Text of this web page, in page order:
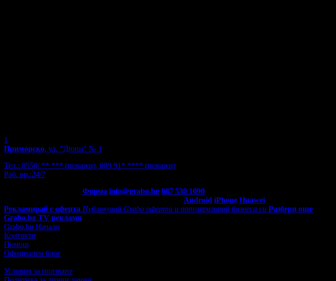
1
Приморско, ул. "Дюни" № 1
Тел.: 0550/ ** *** (покажи), 089 91* **** (покажи)
Раб. вр.:24/7
Форма info@grabo.bg 087 530 1090
Android iPhone Huawei
Рекламирай с оферта Публикувай Grabo оферта и популяризирай бизнеса си Разбери още
Grabo.bg TV реклами
Grabo.bg Начало
Контакти
Помощ
Официален блог
Условия за ползване